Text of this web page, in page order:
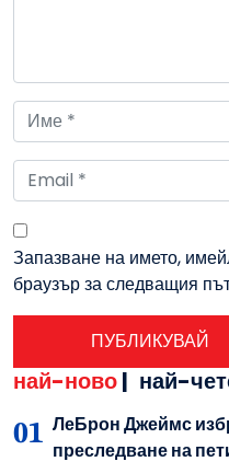
Запазване на името,
браузър за следващия
най-ново| най-
ЛеБрон Джеймс
преследване на